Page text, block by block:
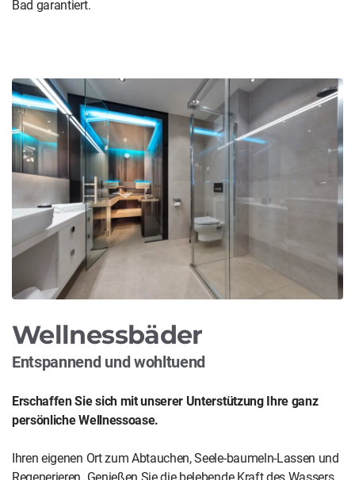
Bad garantiert.
Wellnessbäder
Entspannend und wohltuend
Erschaffen Sie sich mit unserer Unterstützung Ihre ganz
persönliche Wellnessoase.
Ihren eigenen Ort zum Abtauchen, Seele-baumeln-Lassen und